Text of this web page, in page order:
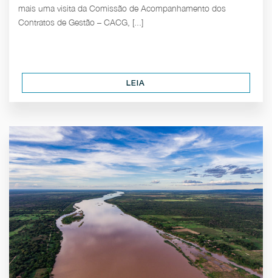
mais uma visita da Comissão de Acompanhamento dos
Contratos de Gestão – CACG, [...]
LEIA